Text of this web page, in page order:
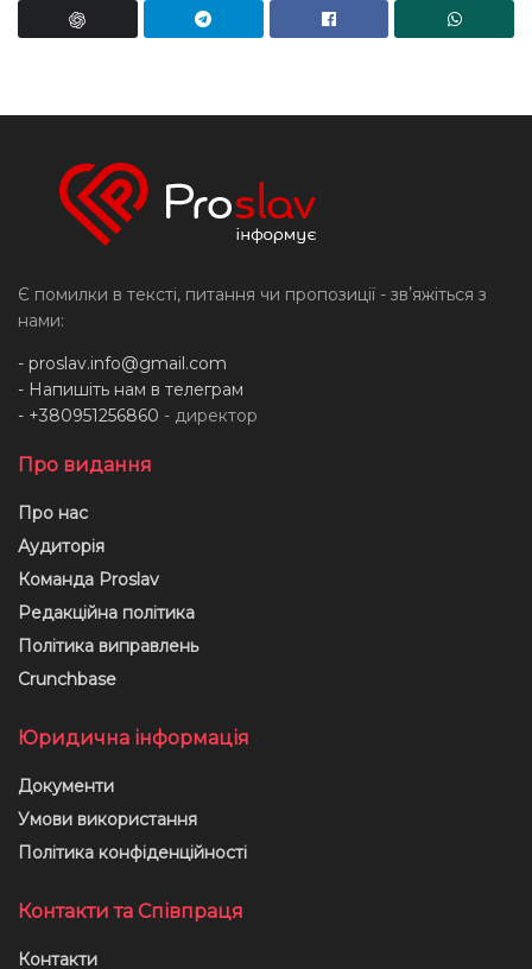
Є помилки в тексті, питання чи пропозиції - звʼяжіться з
нами:
- proslav.info@gmail.com
- Напишіть нам в телеграм
- +380951256860 - директор
Про видання
Про нас
Аудиторія
Команда Proslav
Редакційна політика
Політика виправлень
Crunchbase
Юридична інформація
Документи
Умови використання
Політика конфіденційності
Контакти та Співпраця
Контакти